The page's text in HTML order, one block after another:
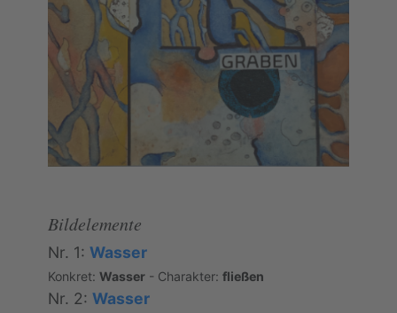
Bildelemente
Nr. 1: Wasser
Konkret: Wasser - Charakter: fließen
Nr. 2: Wasser